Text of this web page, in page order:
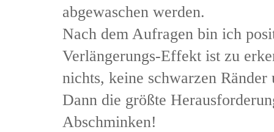
abgewaschen werden.
Nach dem Aufragen bin ich
Verlängerungs-Effekt ist zu
nichts, keine schwarzen
Dann die größte
Abschminken!